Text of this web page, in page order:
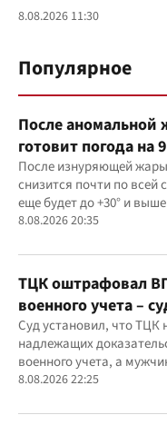
8.08.2026 11:30
Популярное
После
готовит погода на
После изнуряющей
снизится почти по всей
еще будет до +30° и выше
8.08.2026 20:35
ТЦК оштрафовал
военного учета –
действиях ТЦК
Суд установил, что ТЦК
надлежащих
военного учета, а
должным образом о дате
8.08.2026 22:25